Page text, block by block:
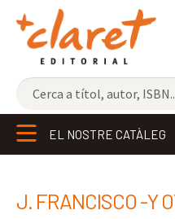
NOVETATS
ELS MÉS VENUTS
EL NOSTRE CATÀLEG
J. FRANCISCO -Y